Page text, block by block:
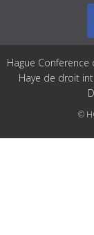
Hague
Haye de droit
©